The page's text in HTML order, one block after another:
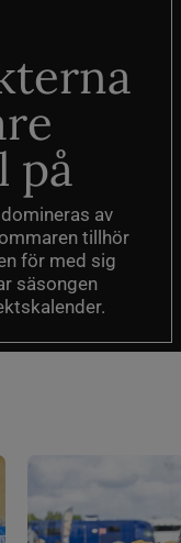
på
av
tillhör
för med sig
säsongen